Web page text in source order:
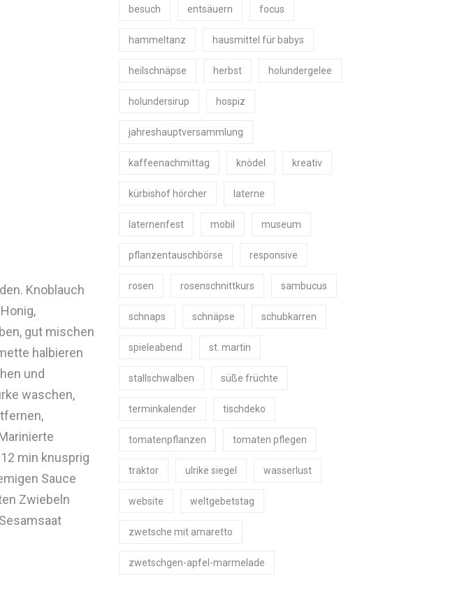
Knoblauch
gut mischen
halbieren
und
waschen,
min knusprig
Sauce
Zwiebeln
besuch entsäuern focus
hammeltanz hausmittel für babys
heilschnäpse herbst holundergelee
holundersirup hospiz
jahreshauptversammlung
kaffeenachmittag knödel kreativ
kürbishof hörcher laterne
laternenfest mobil museum
pflanzentauschbörse responsive
rosen rosenschnittkurs sambucus
schnaps schnäpse schubkarren
spieleabend st. martin
stallschwalben süße früchte
terminkalender tischdeko
tomatenpflanzen tomaten pflegen
traktor ulrike siegel wasserlust
website weltgebetstag
zwetsche mit amaretto
zwetschgen-apfel-marmelade